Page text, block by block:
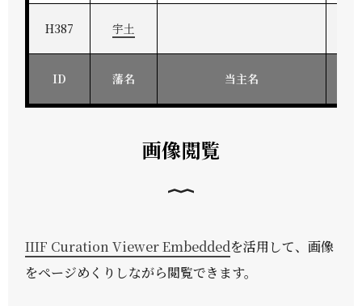
H387 宇土
ID 藩名 当主名
画像閲覧
IIIF Curation Viewer Embeddedを活用して、画像
をページめくりしながら閲覧できます。